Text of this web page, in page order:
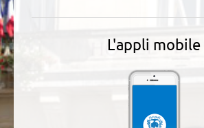
L'appli mobile